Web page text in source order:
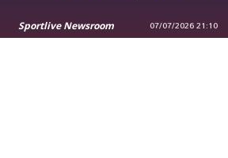
Sportlive Newsroom 07/07/2026 21:10